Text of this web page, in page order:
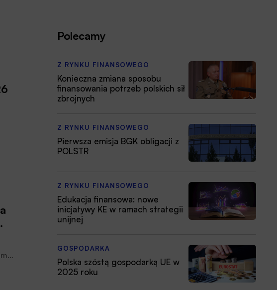
do
Polecamy
Z RYNKU FINANSOWEGO
Konieczna zmiana sposobu
finansowania potrzeb polskich sił
zbrojnych
Z RYNKU FINANSOWEGO
Pierwsza emisja BGK obligacji z
POLSTR
Z RYNKU FINANSOWEGO
Edukacja finansowa: nowe
inicjatywy KE w ramach strategii
unijnej
GOSPODARKA
Polska szóstą gospodarką UE w
2025 roku